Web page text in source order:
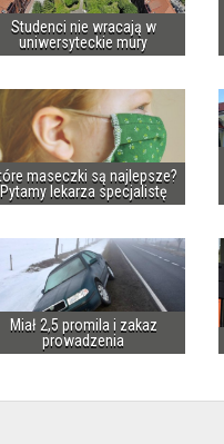
Studenci nie wracają w
uniwersyteckie mury
maseczki są najlepsze?
Pytamy lekarza specjalistę
Miał 2,5 promila i zakaz
prowadzenia